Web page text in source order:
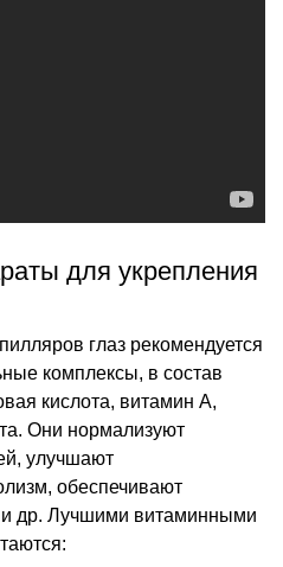
для укрепления
глаз рекомендуется
комплексы, в состав
кислота, витамин А,
Они нормализуют
улучшают
обеспечивают
и др. Лучшими витаминными